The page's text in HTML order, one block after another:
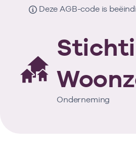
Deze AGB-code is
Onderneming